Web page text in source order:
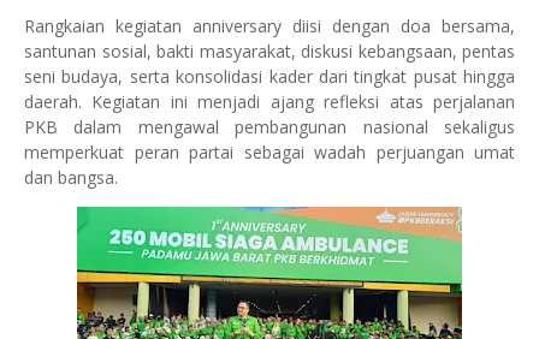
Rangkaian kegiatan anniversary diisi dengan doa bersama,
santunan sosial, bakti masyarakat, diskusi kebangsaan, pentas
seni budaya, serta konsolidasi kader dari tingkat pusat hingga
daerah. Kegiatan ini menjadi ajang refleksi atas perjalanan
PKB dalam mengawal pembangunan nasional sekaligus
memperkuat peran partai sebagai wadah perjuangan umat
dan bangsa.